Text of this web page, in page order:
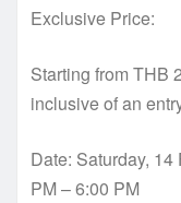
Exclusive Price:
Starting from THB
inclusive of an
Date: Saturday,
PM – 6:00 PM